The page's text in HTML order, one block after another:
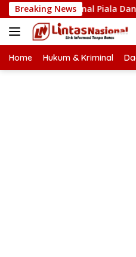
Langsung
ke
konten
Breaking News
Ke Final Piala Dandim
Home Hukum & Kriminal